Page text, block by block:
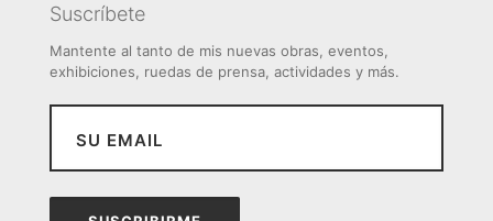
Suscríbete
Mantente al tanto de mis nuevas obras, eventos,
exhibiciones, ruedas de prensa, actividades y más.